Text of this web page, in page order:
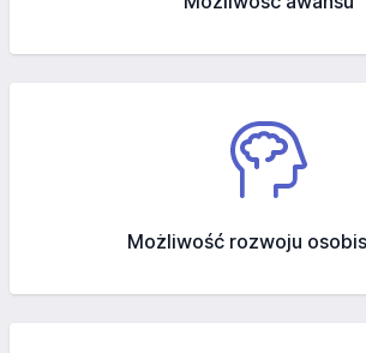
Możliwość rozwoju